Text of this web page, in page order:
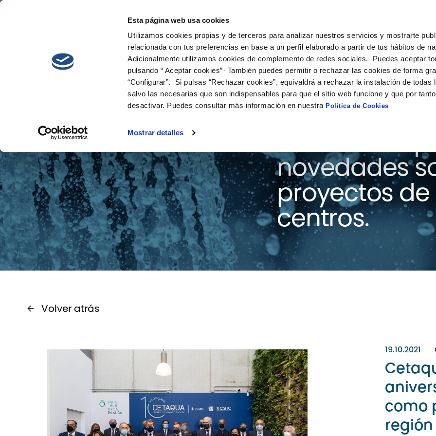
Esta página web usa cookies
Utilizamos cookies propias y de terceros para analizar nuestros servicios y mostrarte
relacionada con tus preferencias en base a un perfil elaborado a partir de tus hábitos de
Adicionalmente utilizamos cookies de complemento de redes sociales. Puedes aceptar
pulsando “ Aceptar cookies”· También puedes permitir o rechazar las cookies de forma
“Configurar”. Si pulsas “Rechazar cookies”, equivaldrá a rechazar la instalación de todas
salvo las necesarias que son indispensables para que el sitio web funcione y que por
desactivar. Puedes consultar más información en nuestraPolítica de Cookies
Mostrar detalles
Cetaqua Innovación
Noticias Consulta
novedades
proyectos
centros.
Volver atrás
19.10.2021
como
región